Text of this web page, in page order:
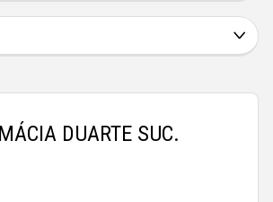
DUARTE SUC.